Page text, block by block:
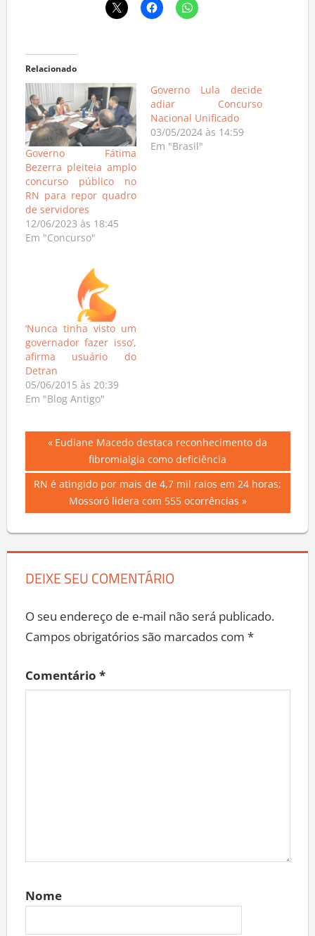
Relacionado
Governo Fátima
Bezerra pleiteia amplo
concurso público no
RN para repor quadro
de servidores
12/06/2023 às 18:45
Em "Concurso"
Governo Lula decide
adiar Concurso
Nacional Unificado
03/05/2024 às 14:59
Em "Brasil"
‘Nunca tinha visto um
governador fazer isso’,
afirma usuário do
Detran
05/06/2015 às 20:39
Em "Blog Antigo"
Navegação
de
Previous
Eudiane Macedo destaca reconhecimento da
fibromialgia como deficiência
Next
RN é atingido por mais de 4,7 mil raios em 24 horas;
Mossoró lidera com 555 ocorrências
DEIXE SEU COMENTÁRIO
O seu endereço de e-mail não será publicado.
Campos obrigatórios são marcados com *
Comentário *
Nome